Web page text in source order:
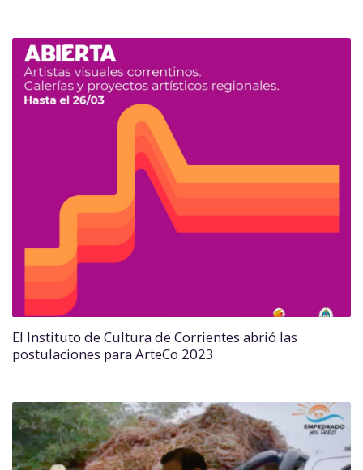
El Instituto de Cultura de Corrientes abrió las
postulaciones para ArteCo 2023